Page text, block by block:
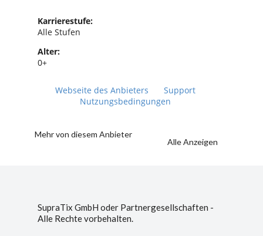
Karrierestufe:
Alle Stufen
Alter:
0+
Webseite des Anbieters
Support
Nutzungsbedingungen
Mehr von diesem Anbieter
Alle Anzeigen
SupraTix GmbH oder Partnergesellschaften -
Alle Rechte vorbehalten.